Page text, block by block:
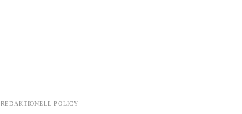
REDAKTIONELL POLICY